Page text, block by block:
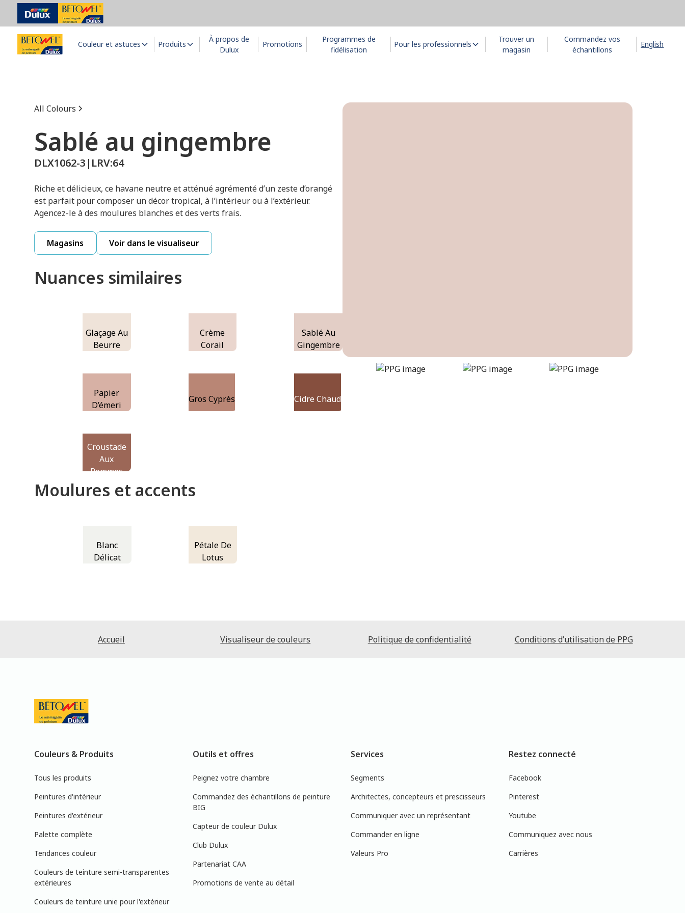
Couleur et astuces Produits
À propos de
Dulux
Promotions
Programmes de
fidélisation
Pour les professionnels
Trouver un
magasin
Commandez vos
échantillons
English
All Colours
Sablé au gingembre
DLX1062-3 | LRV:64
Riche et délicieux, ce havane neutre et atténué agrémenté d’un zeste d’orangé
est parfait pour composer un décor tropical, à l’intérieur ou à l’extérieur.
Agencez-le à des moulures blanches et des verts frais.
Magasins Voir dans le visualiseur
Nuances similaires
Glaçage Au
Beurre
Crème
Corail
Sablé Au
Gingembre
Papier
D’émeri
Gros Cyprès Cidre Chaud
Croustade
Aux
Pommes
Moulures et accents
Blanc
Délicat
Pétale De
Lotus
ginger-shortbread
Accueil Visualiseur de couleurs Politique de confidentialité Conditions d’utilisation de PPG
Couleurs & Produits
Tous les produits
Peintures d'intérieur
Peintures d'extérieur
Palette complète
Tendances couleur
Couleurs de teinture semi-transparentes
extérieures
Couleurs de teinture unie pour l'extérieur
Outils et offres
Peignez votre chambre
Commandez des échantillons de peinture
BIG
Capteur de couleur Dulux
Club Dulux
Partenariat CAA
Promotions de vente au détail
Services
Segments
Architectes, concepteurs et prescisseurs
Communiquer avec un représentant
Commander en ligne
Valeurs Pro
Restez connecté
Facebook
Pinterest
Youtube
Communiquez avec nous
Carrières